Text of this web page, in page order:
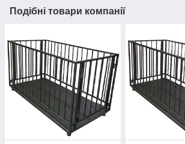
Подібні товари компанії